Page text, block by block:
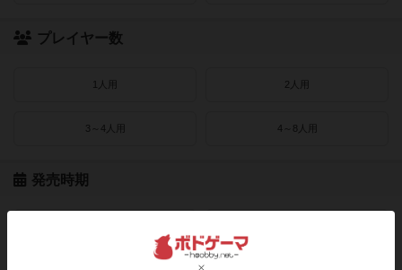
プレイヤー数
1人用 2人用
3～4人用 4～8人用
発売時期